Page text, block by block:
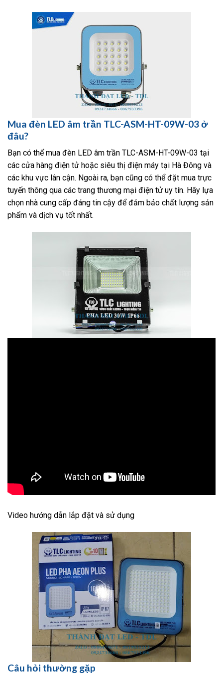
Mua đèn LED âm trần TLC-ASM-HT-09W-03 ở
đâu?
Bạn có thể mua đèn LED âm trần TLC-ASM-HT-09W-03 tại
các cửa hàng điện tử hoặc siêu thị điện máy tại Hà Đông và
các khu vực lân cận. Ngoài ra, bạn cũng có thể đặt mua trực
tuyến thông qua các trang thương mại điện tử uy tín. Hãy lựa
chọn nhà cung cấp đáng tin cậy để đảm bảo chất lượng sản
phẩm và dịch vụ tốt nhất.
Video hướng dẫn lắp đặt và sử dụng
Câu hỏi thường gặp